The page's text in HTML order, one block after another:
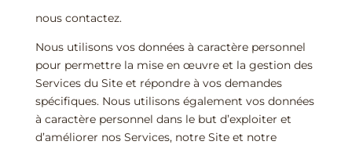
nous contactez.
Nous utilisons vos données à caractère personnel
pour permettre la mise en œuvre et la gestion des
Services du Site et répondre à vos demandes
spécifiques. Nous utilisons également vos données
à caractère personnel dans le but d’exploiter et
d’améliorer nos Services, notre Site et notre